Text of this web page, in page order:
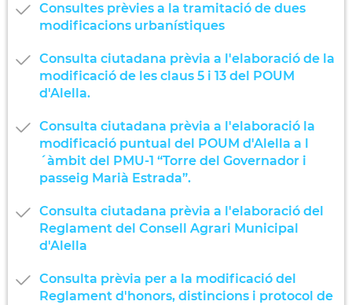
Consultes prèvies a la tramitació de dues
modificacions urbanístiques
Consulta ciutadana prèvia a l'elaboració de la
modificació de les claus 5 i 13 del POUM
d'Alella.
Consulta ciutadana prèvia a l'elaboració la
modificació puntual del POUM d'Alella a l
´àmbit del PMU-1 “Torre del Governador i
passeig Marià Estrada”.
Consulta ciutadana prèvia a l'elaboració del
Reglament del Consell Agrari Municipal
d'Alella
Consulta prèvia per a la modificació del
Reglament d'honors, distincions i protocol de